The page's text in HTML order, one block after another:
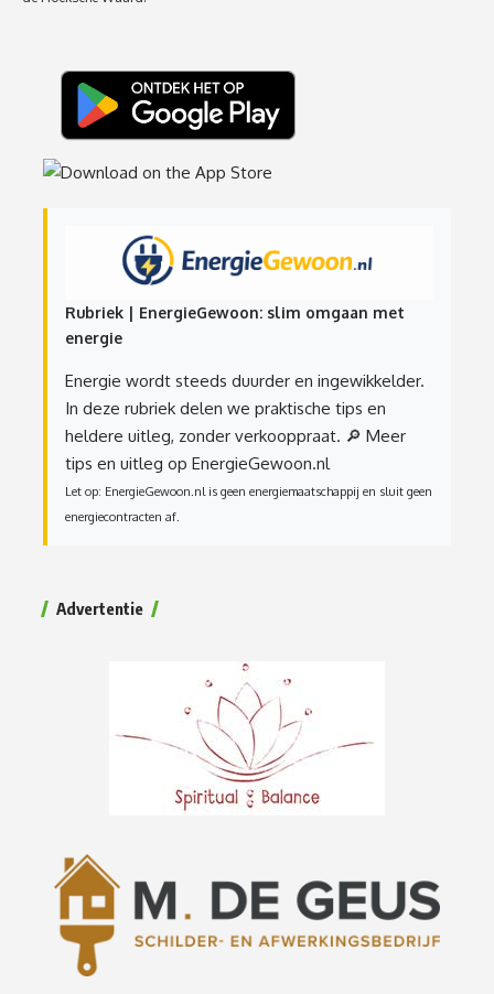
Rubriek | EnergieGewoon: slim omgaan met
energie
Energie wordt steeds duurder en ingewikkelder.
In deze rubriek delen we praktische tips en
heldere uitleg, zonder verkooppraat. 🔎 Meer
tips en uitleg op EnergieGewoon.nl
Let op: EnergieGewoon.nl is geen energiemaatschappij en sluit geen
energiecontracten af.
Advertentie